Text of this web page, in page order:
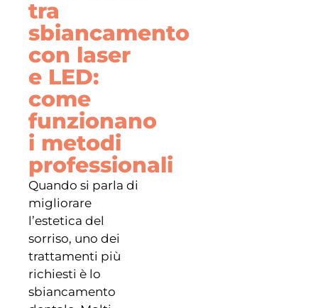
tra
sbiancamento
con laser
e LED:
come
funzionano
i metodi
professionali
Quando si parla di
migliorare
l’estetica del
sorriso, uno dei
trattamenti più
richiesti è lo
sbiancamento